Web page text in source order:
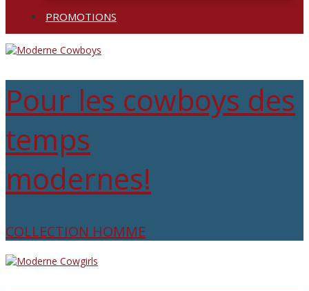
PROMOTIONS
Pour les cowboys des
temps
modernes!
COLLECTION HOMME